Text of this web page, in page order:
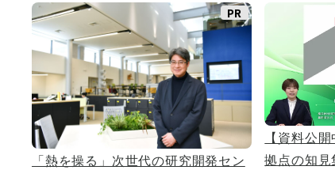
PR
「熱を操る」次世代の研究開発セン
【資料公
拠点の知